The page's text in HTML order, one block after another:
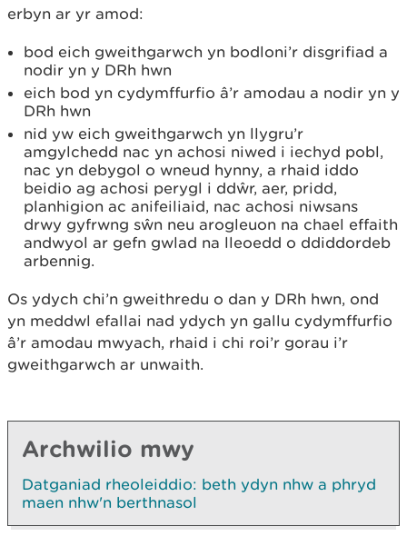
erbyn ar yr amod:
bod eich gweithgarwch yn bodloni’r disgrifiad a
nodir yn y DRh hwn
eich bod yn cydymffurfio â’r amodau a nodir yn y
DRh hwn
nid yw eich gweithgarwch yn llygru’r
amgylchedd nac yn achosi niwed i iechyd pobl,
nac yn debygol o wneud hynny, a rhaid iddo
beidio ag achosi perygl i ddŵr, aer, pridd,
planhigion ac anifeiliaid, nac achosi niwsans
drwy gyfrwng sŵn neu arogleuon na chael effaith
andwyol ar gefn gwlad na lleoedd o ddiddordeb
arbennig.
Os ydych chi’n gweithredu o dan y DRh hwn, ond
yn meddwl efallai nad ydych yn gallu cydymffurfio
â’r amodau mwyach, rhaid i chi roi’r gorau i’r
gweithgarwch ar unwaith.
Archwilio mwy
Datganiad rheoleiddio: beth ydyn nhw a phryd
maen nhw'n berthnasol